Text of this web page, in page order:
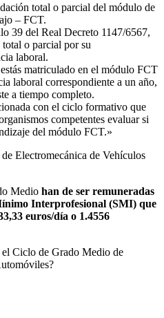
total o parcial del módulo de
– FCT.
39 del Real Decreto 1147/6567,
o parcial por su
laboral.
matriculado en el módulo FCT
laboral correspondiente a un año,
a tiempo completo.
con el ciclo formativo que
competentes evaluar si
del módulo FCT.»
Electromecánica de Vehículos
Medio han de ser remuneradas
Interprofesional (SMI) que
euros/día o 1.4556
el Ciclo de Grado Medio de